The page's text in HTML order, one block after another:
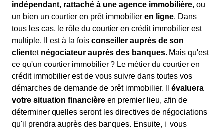
indépendant, rattaché à une agence immobilière, ou
un bien un courtier en prêt immobilier en ligne. Dans
tous les cas, le rôle du courtier en crédit immobilier est
multiple. Il est à la fois conseiller auprès de son
clientet négociateur auprès des banques. Mais qu'est
ce qu'un courtier immobilier ? Le métier du courtier en
crédit immobilier est de vous suivre dans toutes vos
démarches de demande de prêt immobilier. Il évaluera
votre situation financière en premier lieu, afin de
déterminer quelles seront les directives de négociations
qu'il prendra auprès des banques. Ensuite, il vous